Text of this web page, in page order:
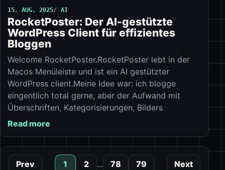
15. AUG. 2025 AI
RocketPoster: Der AI-gestützte
WordPress Client für effizientes
Bloggen
Welcome RocketPoster.RocketPoster lebt in der
Macos Menüleiste und ist ein AI gestützter
WordPress client.Meine Idee war: ich blogge
eingentlich total gerne, aber der Aufwand mit
Überschriften, Kategorisierungen, Bilders
Read more
Prev 1 2 ... 78 79 Next